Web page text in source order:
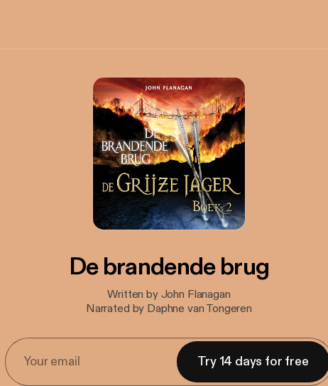
De brandende brug
Written by John Flanagan
Narrated by Daphne van Tongeren
Try 14 days for free